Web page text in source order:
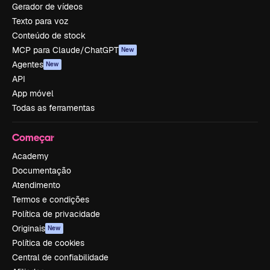
Gerador de vídeos
Texto para voz
Conteúdo de stock
MCP para Claude/ChatGPT New
Agentes New
API
App móvel
Todas as ferramentas
Começar
Academy
Documentação
Atendimento
Termos e condições
Política de privacidade
Originais New
Política de cookies
Central de confiabilidade